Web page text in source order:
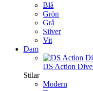
Blå
Grön
Grå
Silver
Vit
Dam
DS Action
Stilar
Modern